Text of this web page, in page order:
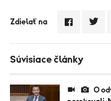
Zdielať na
Súvisiace články